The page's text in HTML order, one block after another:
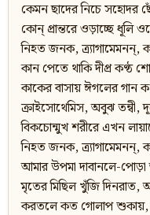
কেমন ছাদের নিচে সহোদর
কোন্‌ প্রান্তরে ওড়াচ্ছে ধূলি
নিহত জনক,
কান পেতে থাকি দীপ্র কণ্ঠ
কাকের বাসায় ঈগলের গান
ক্রাইসোথেমিস, অবুঝ তন্বী,
বিকচোন্মুখ শরীরে এখন
নিহত জনক,
আমার উপমা দাবানলে-পোড়া
মৃতের মিছিল খুঁজি দিনরাত,
করতলে কত গোলাপ শুকায়,